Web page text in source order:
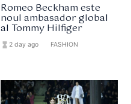
Romeo Beckham este
noul ambasador global
al Tommy Hilfiger
hourglass_full 2 day ago FASHION